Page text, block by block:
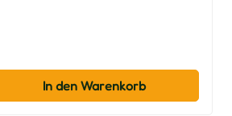
In den Warenkorb